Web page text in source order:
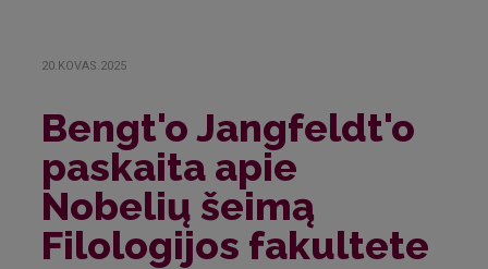
20.KOVAS.2025
Bengt'o Jangfeldt'o
paskaita apie
Nobelių šeimą
Filologijos fakultete